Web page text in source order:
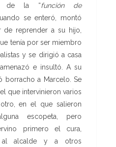
de la “función de
se enteró, montó
de reprender a su hijo,
tenía por ser miembro
y se dirigió a casa
e insultó. A su
borracho a Marcelo. Se
que intervinieron varios
en el que salieron
escopeta, pero
primero el cura,
al alcalde y a otros